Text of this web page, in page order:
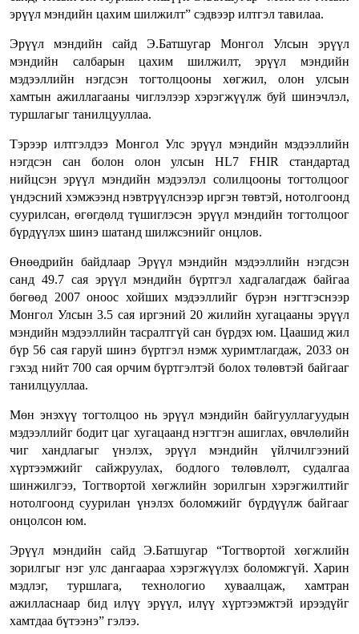
эрүүл мэндийн цахим шилжилт” сэдвээр илтгэл тавилаа.
Эрүүл мэндийн сайд Э.Батшугар Монгол Улсын эрүүл
мэндийн салбарын цахим шилжилт, эрүүл мэндийн
мэдээллийн нэгдсэн тогтолцооны хөгжил, олон улсын
хамтын ажиллагааны чиглэлээр хэрэгжүүлж буй шинэчлэл,
туршлагыг танилцууллаа.
Тэрээр илтгэлдээ Монгол Улс эрүүл мэндийн мэдээллийн
нэгдсэн сан болон олон улсын HL7 FHIR стандартад
нийцсэн эрүүл мэндийн мэдээлэл солилцооны тогтолцоог
үндэсний хэмжээнд нэвтрүүлснээр иргэн төвтэй, нотолгоонд
суурилсан, өгөгдөлд түшиглэсэн эрүүл мэндийн тогтолцоог
бүрдүүлэх шинэ шатанд шилжсэнийг онцлов.
Өнөөдрийн байдлаар Эрүүл мэндийн мэдээллийн нэгдсэн
санд 49.7 сая эрүүл мэндийн бүртгэл хадгалагдаж байгаа
бөгөөд 2007 оноос хойших мэдээллийг бүрэн нэгтгэснээр
Монгол Улсын 3.5 сая иргэний 20 жилийн хугацааны эрүүл
мэндийн мэдээллийн тасралтгүй сан бүрдэх юм. Цаашид жил
бүр 56 сая гаруй шинэ бүртгэл нэмж хуримтлагдаж, 2033 он
гэхэд нийт 700 сая орчим бүртгэлтэй болох төлөвтэй байгааг
танилцууллаа.
Мөн энэхүү тогтолцоо нь эрүүл мэндийн байгууллагуудын
мэдээллийг бодит цаг хугацаанд нэгтгэн ашиглах, өвчлөлийн
чиг хандлагыг үнэлэх, эрүүл мэндийн үйлчилгээний
хүртээмжийг сайжруулах, бодлого төлөвлөлт, судалгаа
шинжилгээ, Тогтвортой хөгжлийн зорилгын хэрэгжилтийг
нотолгоонд суурилан үнэлэх боломжийг бүрдүүлж байгааг
онцолсон юм.
Эрүүл мэндийн сайд Э.Батшугар “Тогтвортой хөгжлийн
зорилгыг нэг улс дангаараа хэрэгжүүлэх боломжгүй. Харин
мэдлэг, туршлага, технологио хуваалцаж, хамтран
ажилласнаар бид илүү эрүүл, илүү хүртээмжтэй ирээдүйг
хамтдаа бүтээнэ” гэлээ.